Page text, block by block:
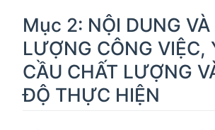
Mục 2: NỘI DUNG VÀ
LƯỢNG CÔNG VIỆC,
CẦU CHẤT LƯỢNG
ĐỘ THỰC HIỆN